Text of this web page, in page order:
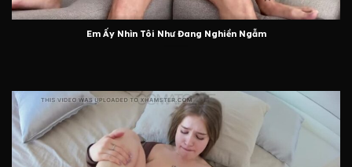
Em Ấy Nhìn Tôi Như Đang Nghiền Ngẫm